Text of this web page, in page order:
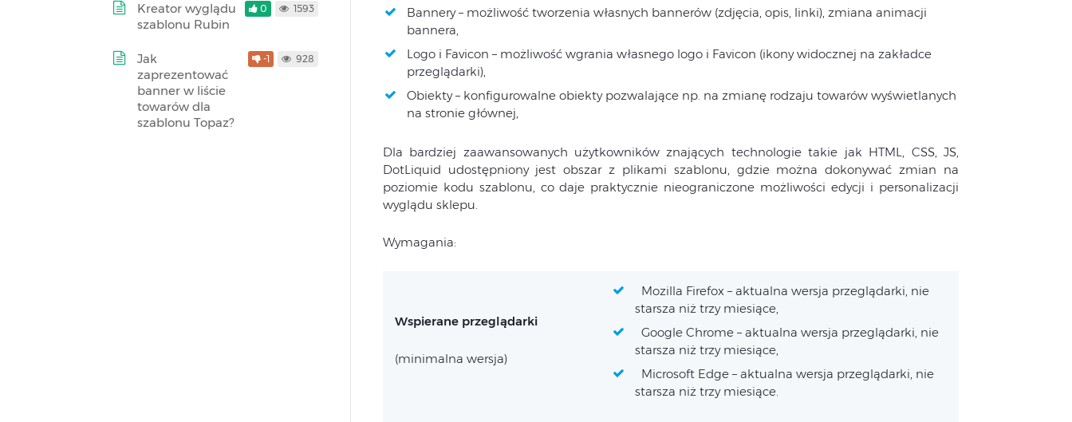
Bannery – możliwość tworzenia własnych bannerów (zdjęcia, opis, linki), zmiana animacji
bannera,
Logo i Favicon – możliwość wgrania własnego logo i Favicon (ikony widocznej na zakładce
przeglądarki),
Obiekty – konfigurowalne obiekty pozwalające np. na zmianę rodzaju towarów wyświetlanych
na stronie głównej,
Dla bardziej zaawansowanych użytkowników znających technologie takie jak HTML, CSS, JS,
DotLiquid udostępniony jest obszar z plikami szablonu, gdzie można dokonywać zmian na
poziomie kodu szablonu, co daje praktycznie nieograniczone możliwości edycji i personalizacji
wyglądu sklepu.
Wymagania:
Wspierane przeglądarki
(minimalna wersja)
Mozilla Firefox – aktualna wersja przeglądarki, nie
starsza niż trzy miesiące,
Google Chrome – aktualna wersja przeglądarki, nie
starsza niż trzy miesiące,
Microsoft Edge – aktualna wersja przeglądarki, nie
starsza niż trzy miesiące.
Kreator wyglądu
szablonu Rubin
0 1593
Jak
zaprezentować
banner w liście
towarów dla
szablonu Topaz?
-1 928